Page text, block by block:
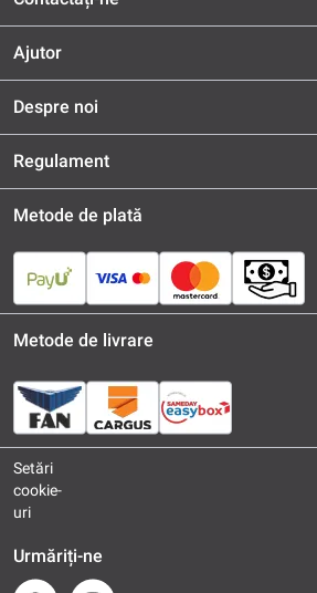
Ajutor
Despre noi
Regulament
Metode de plată
Metode de livrare
Setări
cookie-
uri
Urmăriți-ne